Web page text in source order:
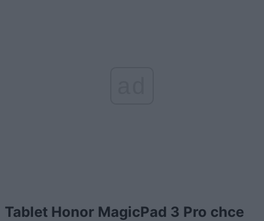
Tablet Honor MagicPad 3 Pro chce